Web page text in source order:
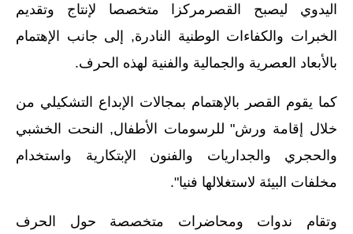
اليدوي ليصبح القصرمركزا متخصصا لإنتاج وتقديم
الخبرات والكفاءات الوطنية النادرة, إلى جانب الإهتمام
بالأبعاد العصرية والجمالية والفنية لهذه الحرف.
كما يقوم القصر بالإهتمام بمجالات الإبداع التشكيلي من
خلال إقامة ورش" للرسومات الأطفال, النحت الخشبي
والحجري والجداريات والفنون الإبتكارية واستخدام
مخلفات البيئة لاستغلالها فنيا".
وتقام ندوات ومحاضرات متخصصة حول الحرف